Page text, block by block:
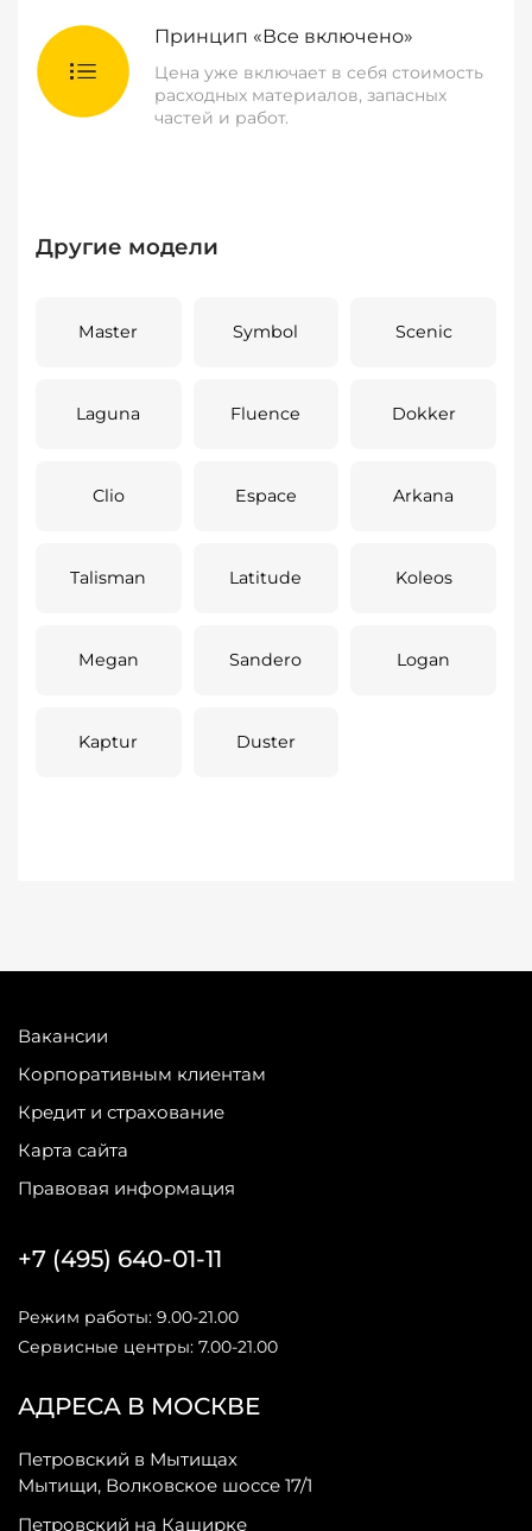
Принцип «Все включено»
Цена уже включает в себя стоимость
расходных материалов, запасных
частей и работ.
Другие модели
Master Symbol Scenic
Laguna Fluence Dokker
Clio Espace Arkana
Talisman Latitude Koleos
Megan Sandero Logan
Kaptur Duster
Вакансии
Корпоративным клиентам
Кредит и страхование
Карта сайта
Правовая информация
АДРЕСА В МОСКВЕ
Петровский в Мытищах
Мытищи, Волковское шоссе 17/1
Петровский на Каширке
+7 (495) 640-01-11
Режим работы: 9.00-21.00
Сервисные центры: 7.00-21.00